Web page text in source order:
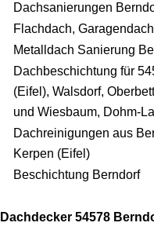
Dachsanierungen
Flachdach,
Metalldach Sanierung
Dachbeschichtung für
(Eifel), Walsdorf,
und Wiesbaum, Dohm-
Dachreinigungen aus
Kerpen (Eifel)
Beschichtung Berndorf
Dachdecker 54578